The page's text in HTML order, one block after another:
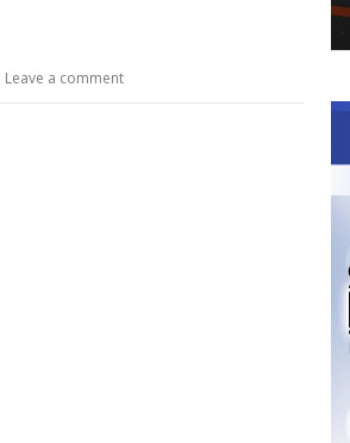
Leave a comment